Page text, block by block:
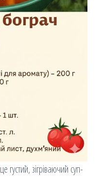
зігріваючий суп-